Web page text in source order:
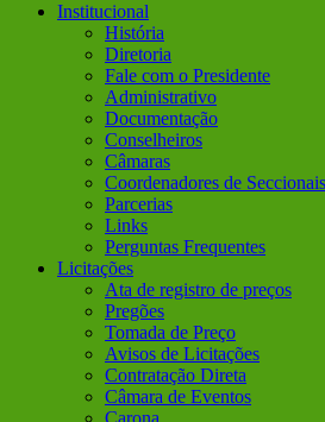
Institucional
História
Diretoria
Fale com o Presidente
Administrativo
Documentação
Conselheiros
Câmaras
Coordenadores de Seccionais
Parcerias
Links
Perguntas Frequentes
Licitações
Ata de registro de preços
Pregões
Tomada de Preço
Avisos de Licitações
Contratação Direta
Câmara de Eventos
Carona